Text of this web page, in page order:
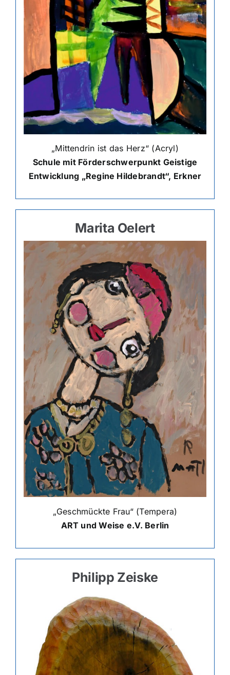
„Mittendrin ist das Herz“ (Acryl)
Schule mit Förderschwerpunkt Geistige
Entwicklung „Regine Hildebrandt“, Erkner
Marita Oelert
„Geschmückte Frau“ (Tempera)
ART und Weise e.V. Berlin
Philipp Zeiske